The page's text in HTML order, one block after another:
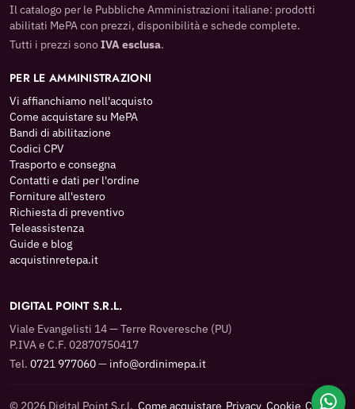
Il catalogo per le Pubbliche Amministrazioni italiane: prodotti
abilitati MePA con prezzi, disponibilità e schede complete.
Tutti i prezzi sonoIVA esclusa.
PER LE AMMINISTRAZIONI
Vi affianchiamo nell'acquisto
Come acquistare su MePA
Bandi di abilitazione
Codici CPV
Trasporto e consegna
Contatti e dati per l'ordine
Forniture all'estero
Richiesta di preventivo
Teleassistenza
Guide e blog
acquistinretepa.it
DIGITAL POINT S.R.L.
Viale Evangelisti 14 — Terre Roveresche (PU)
P.IVA e C.F. 02870750417
Tel. 0721 977060— info@ordinimepa.it
© 2026 Digital Point S.r.l. Come acquistare Privacy Cookie Contatti